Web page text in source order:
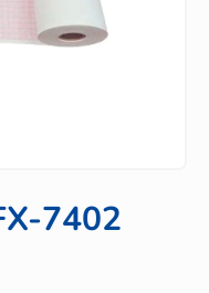
7402